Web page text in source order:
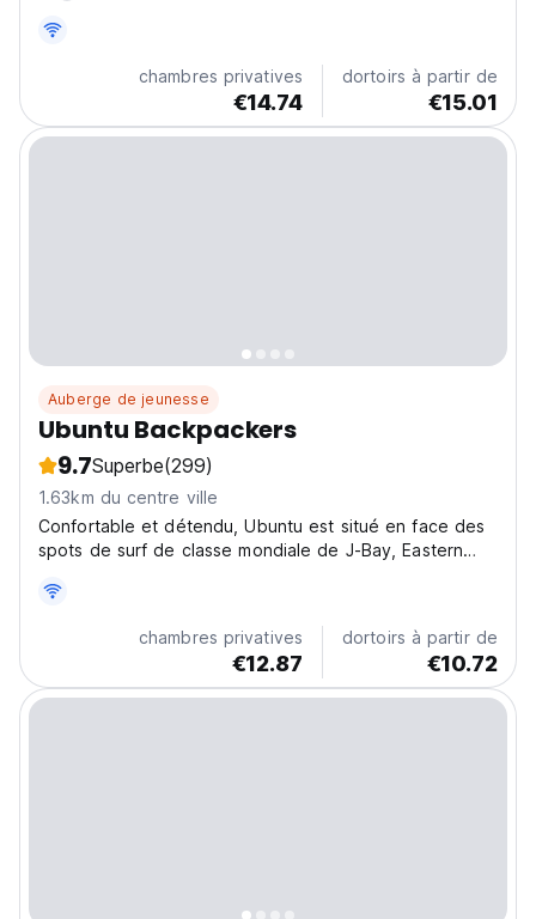
chambres privatives
€14.74
dortoirs à partir de
€15.01
Auberge de jeunesse
Ubuntu Backpackers
9.7Superbe(299)
1.63km du centre ville
Confortable et détendu, Ubuntu est situé en face des
spots de surf de classe mondiale de J-Bay, Eastern
en coquillages.
chambres privatives
€12.87
dortoirs à partir de
€10.72